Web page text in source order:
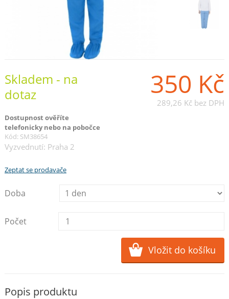
350 Kč
289,26 Kč bez DPH
Skladem - na
dotaz
Dostupnost ověříte
telefonicky nebo na pobočce
Kód: SM38654
Vyzvednutí: Praha 2
Zeptat se prodavače
Doba
Počet
Popis produktu